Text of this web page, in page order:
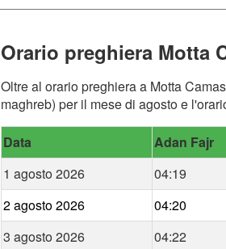
Orario preghiera Motta
Oltre al orario preghiera a Motta
maghreb) per il mese di agosto e
Data Adan Fajr
1 agosto 2026
04:19
2 agosto 2026
04:20
3 agosto 2026
04:22